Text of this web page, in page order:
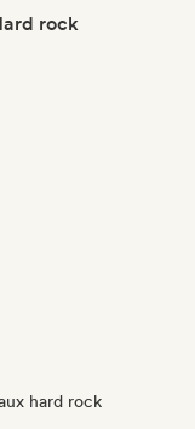
rock
hard rock